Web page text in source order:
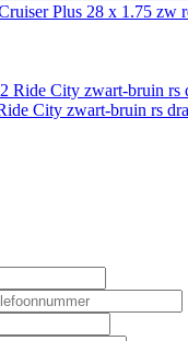
Plus 28 x 1.75 zw
City zwart-bruin rs